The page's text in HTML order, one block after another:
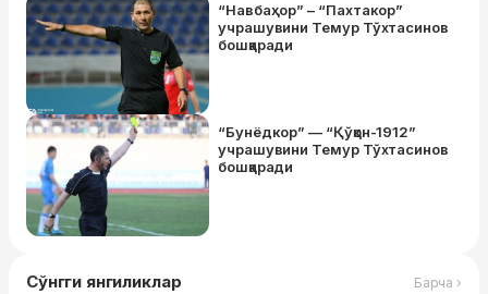
“Навбаҳор” – “Пахтакор”
учрашувини Темур Тўхтасинов
бошқаради
“Бунёдкор” — “Қўқон-1912”
учрашувини Темур Тўхтасинов
бошқаради
Сўнгги янгиликлар Барча ›